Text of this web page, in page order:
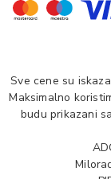
Sve cene su
Maksimalno
budu prikazani